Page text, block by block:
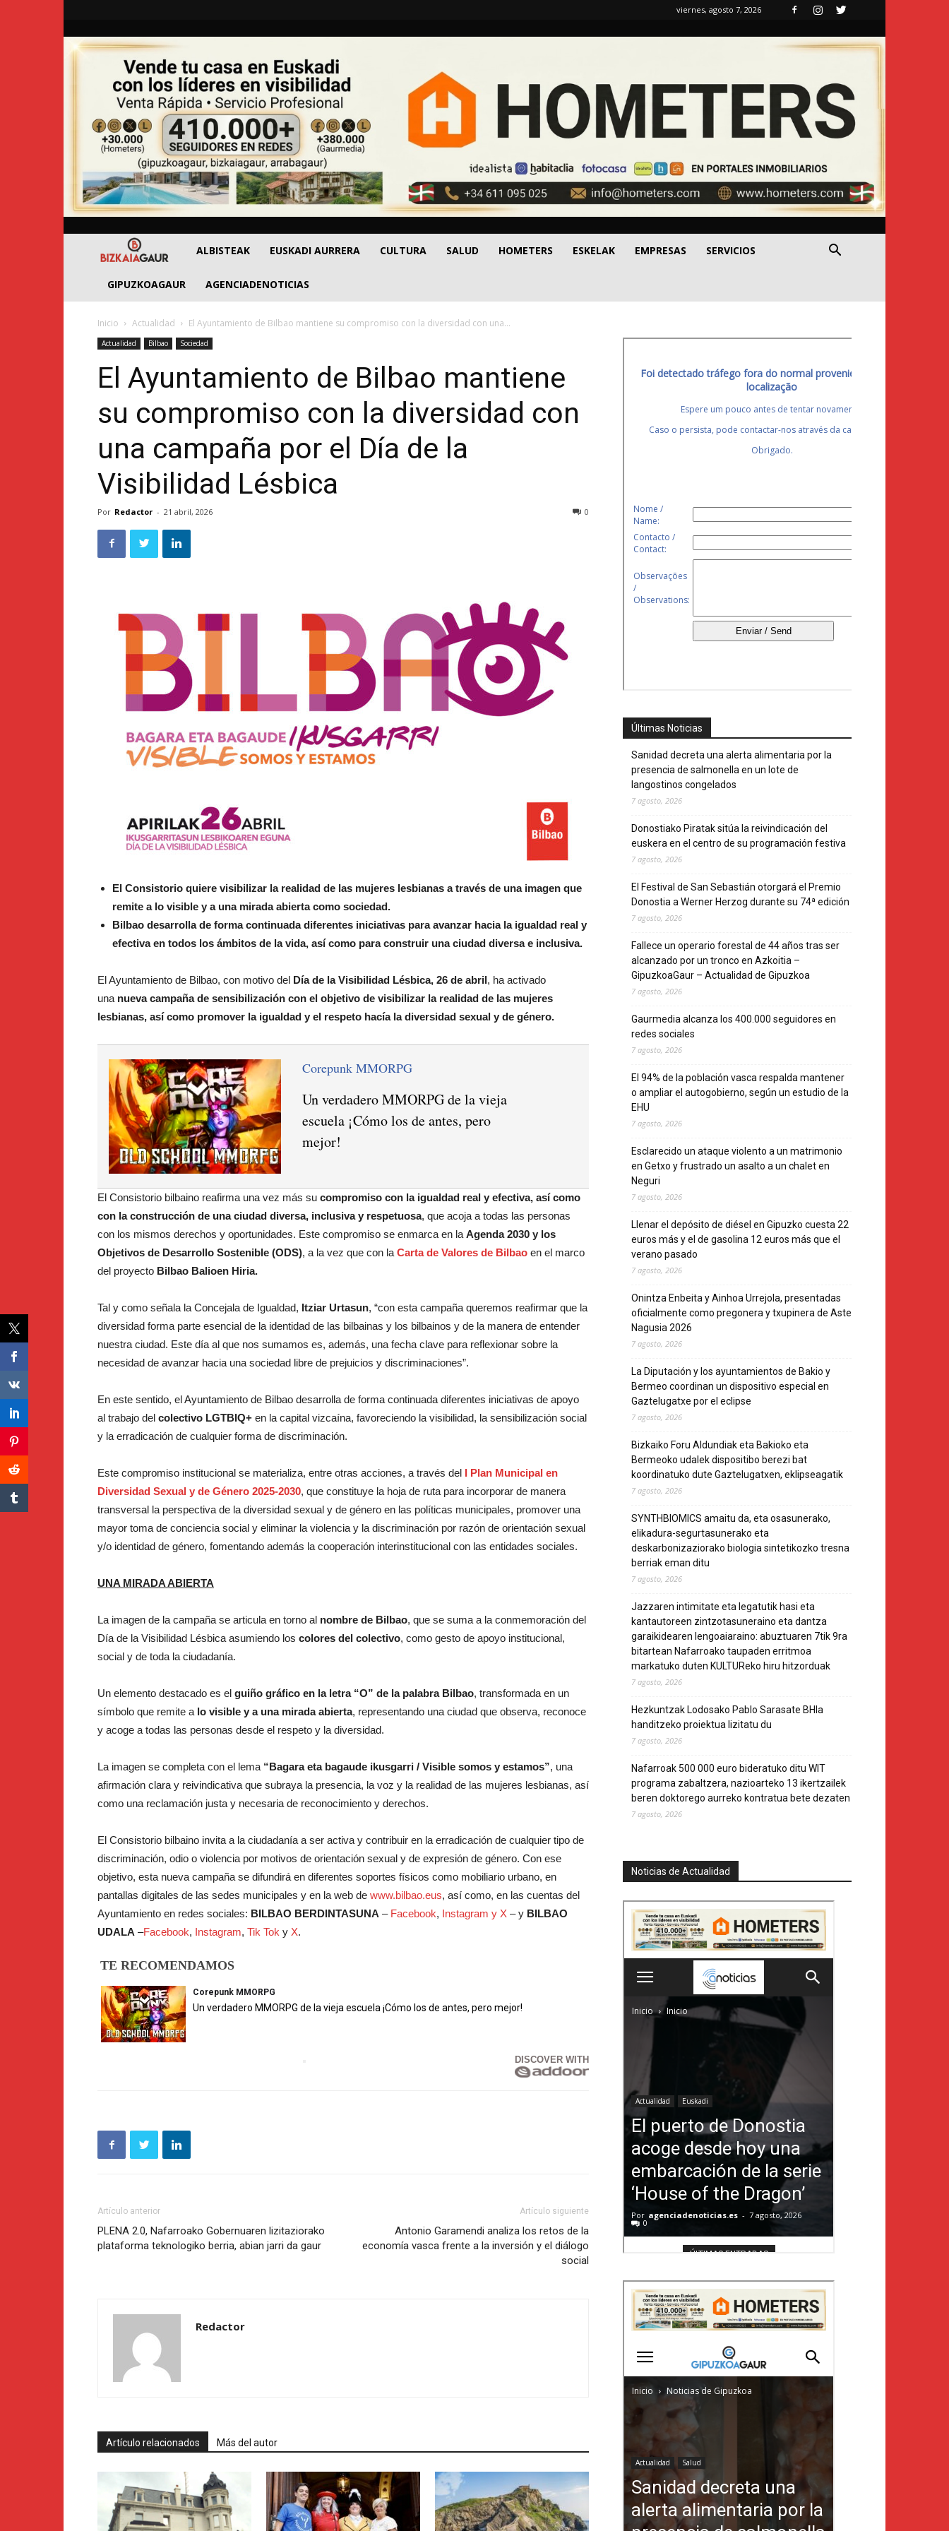
viernes, agosto 7, 2026
BizkaiaGaur
ALBISTEAK EUSKADI AURRERA CULTURA SALUD HOMETERS ESKELAK EMPRESAS SERVICIOS
GIPUZKOAGAUR AGENCIADENOTICIAS
Inicio Actualidad El Ayuntamiento de Bilbao mantiene su compromiso con la diversidad con una...
Actualidad Bilbao Sociedad
El Ayuntamiento de Bilbao mantiene
su compromiso con la diversidad con
una campaña por el Día de la
Visibilidad Lésbica
Por Redactor - 21 abril, 2026 0
El Consistorio quiere visibilizar la realidad de las mujeres lesbianas a través de una imagen que
remite a lo visible y a una mirada abierta como sociedad.
Bilbao desarrolla de forma continuada diferentes iniciativas para avanzar hacia la igualdad real y
efectiva en todos los ámbitos de la vida, así como para construir una ciudad diversa e inclusiva.
El Ayuntamiento de Bilbao, con motivo del Día de la Visibilidad Lésbica, 26 de abril, ha activado
una nueva campaña de sensibilización con el objetivo de visibilizar la realidad de las mujeres
lesbianas, así como promover la igualdad y el respeto hacía la diversidad sexual y de género.
Corepunk MMORPG
Un verdadero MMORPG de la vieja
escuela ¡Cómo los de antes, pero
mejor!
El Consistorio bilbaino reafirma una vez más su compromiso con la igualdad real y efectiva, así como
con la construcción de una ciudad diversa, inclusiva y respetuosa, que acoja a todas las personas
con los mismos derechos y oportunidades. Este compromiso se enmarca en la Agenda 2030 y los
Objetivos de Desarrollo Sostenible (ODS), a la vez que con la Carta de Valores de Bilbao en el marco
del proyecto Bilbao Balioen Hiria.
Tal y como señala la Concejala de Igualdad, Itziar Urtasun, “con esta campaña queremos reafirmar que la
diversidad forma parte esencial de la identidad de las bilbainas y los bilbainos y de la manera de entender
nuestra ciudad. Este día al que nos sumamos es, además, una fecha clave para reflexionar sobre la
necesidad de avanzar hacia una sociedad libre de prejuicios y discriminaciones”.
En este sentido, el Ayuntamiento de Bilbao desarrolla de forma continuada diferentes iniciativas de apoyo
al trabajo del colectivo LGTBIQ+ en la capital vizcaína, favoreciendo la visibilidad, la sensibilización social
y la erradicación de cualquier forma de discriminación.
Este compromiso institucional se materializa, entre otras acciones, a través del I Plan Municipal en
Diversidad Sexual y de Género 2025-2030, que constituye la hoja de ruta para incorporar de manera
transversal la perspectiva de la diversidad sexual y de género en las políticas municipales, promover una
mayor toma de conciencia social y eliminar la violencia y la discriminación por razón de orientación sexual
y/o identidad de género, fomentando además la cooperación interinstitucional con las entidades sociales.
UNA MIRADA ABIERTA
La imagen de la campaña se articula en torno al nombre de Bilbao, que se suma a la conmemoración del
Día de la Visibilidad Lésbica asumiendo los colores del colectivo, como gesto de apoyo institucional,
social y de toda la ciudadanía.
Un elemento destacado es el guiño gráfico en la letra “O” de la palabra Bilbao, transformada en un
símbolo que remite a lo visible y a una mirada abierta, representando una ciudad que observa, reconoce
y acoge a todas las personas desde el respeto y la diversidad.
La imagen se completa con el lema “Bagara eta bagaude ikusgarri / Visible somos y estamos”, una
afirmación clara y reivindicativa que subraya la presencia, la voz y la realidad de las mujeres lesbianas, así
como una reclamación justa y necesaria de reconocimiento y derechos.
El Consistorio bilbaino invita a la ciudadanía a ser activa y contribuir en la erradicación de cualquier tipo de
discriminación, odio o violencia por motivos de orientación sexual y de expresión de género. Con ese
objetivo, esta nueva campaña se difundirá en diferentes soportes físicos como mobiliario urbano, en
pantallas digitales de las sedes municipales y en la web de www.bilbao.eus, así como, en las cuentas del
Ayuntamiento en redes sociales: BILBAO BERDINTASUNA – Facebook, Instagram y X – y BILBAO
UDALA –Facebook, Instagram, Tik Tok y X.
TE RECOMENDAMOS
Corepunk MMORPG
Un verdadero MMORPG de la vieja escuela ¡Cómo los de antes, pero mejor!
DISCOVER WITH
Artículo anterior
PLENA 2.0, Nafarroako Gobernuaren lizitaziorako
plataforma teknologiko berria, abian jarri da gaur
Artículo siguiente
Antonio Garamendi analiza los retos de la
economía vasca frente a la inversión y el diálogo
social
Redactor
Artículo relacionados Más del autor
Últimas Noticias
Sanidad decreta una alerta alimentaria por la
presencia de salmonella en un lote de
langostinos congelados
7 agosto, 2026
Donostiako Piratak sitúa la reivindicación del
euskera en el centro de su programación festiva
7 agosto, 2026
El Festival de San Sebastián otorgará el Premio
Donostia a Werner Herzog durante su 74ª edición
7 agosto, 2026
Fallece un operario forestal de 44 años tras ser
alcanzado por un tronco en Azkoitia –
GipuzkoaGaur – Actualidad de Gipuzkoa
7 agosto, 2026
Gaurmedia alcanza los 400.000 seguidores en
redes sociales
7 agosto, 2026
El 94% de la población vasca respalda mantener
o ampliar el autogobierno, según un estudio de la
EHU
7 agosto, 2026
Esclarecido un ataque violento a un matrimonio
en Getxo y frustrado un asalto a un chalet en
Neguri
7 agosto, 2026
Llenar el depósito de diésel en Gipuzko cuesta 22
euros más y el de gasolina 12 euros más que el
verano pasado
7 agosto, 2026
Onintza Enbeita y Ainhoa Urrejola, presentadas
oficialmente como pregonera y txupinera de Aste
Nagusia 2026
7 agosto, 2026
La Diputación y los ayuntamientos de Bakio y
Bermeo coordinan un dispositivo especial en
Gaztelugatxe por el eclipse
7 agosto, 2026
Bizkaiko Foru Aldundiak eta Bakioko eta
Bermeoko udalek dispositibo berezi bat
koordinatuko dute Gaztelugatxen, eklipseagatik
7 agosto, 2026
SYNTHBIOMICS amaitu da, eta osasunerako,
elikadura-segurtasunerako eta
deskarbonizaziorako biologia sintetikozko tresna
berriak eman ditu
7 agosto, 2026
Jazzaren intimitate eta legatutik hasi eta
kantautoreen zintzotasuneraino eta dantza
garaikidearen lengoaiaraino: abuztuaren 7tik 9ra
bitartean Nafarroako taupaden erritmoa
markatuko duten KULTUReko hiru hitzorduak
7 agosto, 2026
Hezkuntzak Lodosako Pablo Sarasate BHIa
handitzeko proiektua lizitatu du
7 agosto, 2026
Nafarroak 500 000 euro bideratuko ditu WIT
programa zabaltzera, nazioarteko 13 ikertzailek
beren doktorego aurreko kontratua bete dezaten
7 agosto, 2026
Noticias de Actualidad